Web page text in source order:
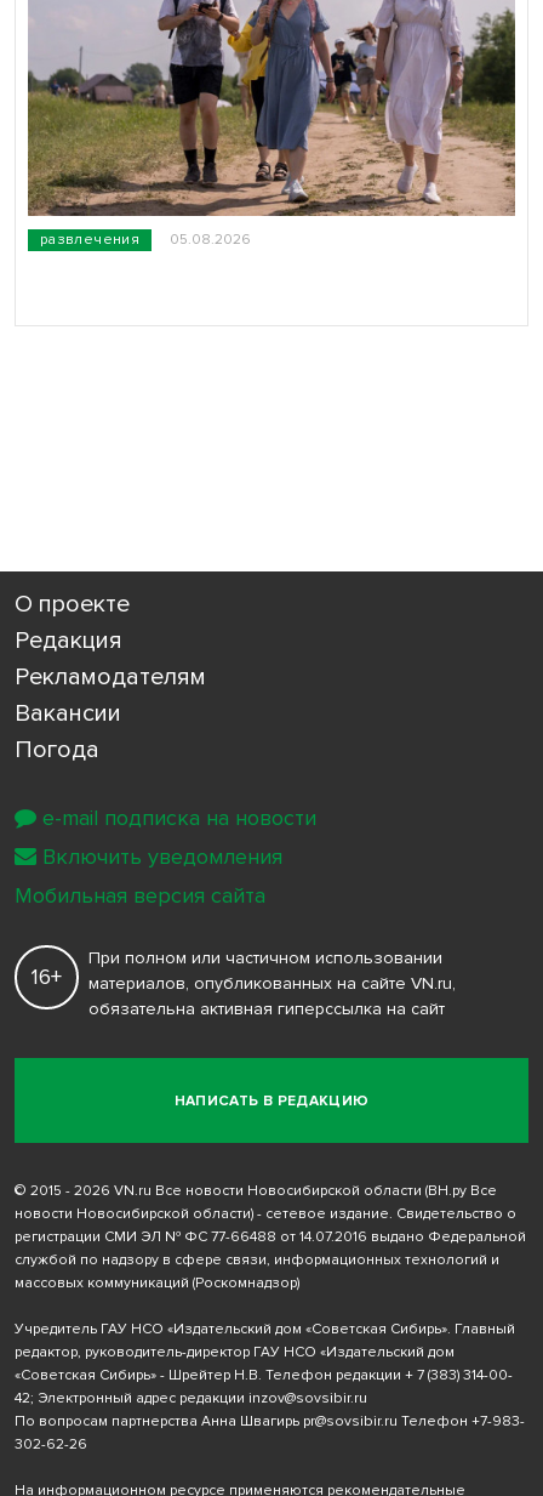
развлечения 05.08.2026
О проекте
Редакция
Рекламодателям
Вакансии
Погода
НАПИСАТЬ В РЕДАКЦИЮ
16+
При полном или частичном использовании
материалов, опубликованных на сайте VN.ru,
обязательна активная гиперссылка на сайт
© 2015 - 2026 VN.ru Все новости Новосибирской области (ВН.ру Все
новости Новосибирской области) - сетевое издание. Свидетельство о
регистрации СМИ ЭЛ № ФС 77-66488 от 14.07.2016 выдано Федеральной
службой по надзору в сфере связи, информационных технологий и
массовых коммуникаций (Роскомнадзор)
Учредитель ГАУ НСО «Издательский дом «Советская Сибирь». Главный
редактор, руководитель-директор ГАУ НСО «Издательский дом
«Советская Сибирь» - Шрейтер Н.В. Телефон редакции + 7 (383) 314-00-
42; Электронный адрес редакции inzov@sovsibir.ru
По вопросам партнерства Анна Швагирь pr@sovsibir.ru Телефон +7-983-
302-62-26
На информационном ресурсе применяются рекомендательные
e-mail подписка на новости
Включить уведомления
Мобильная версия сайта